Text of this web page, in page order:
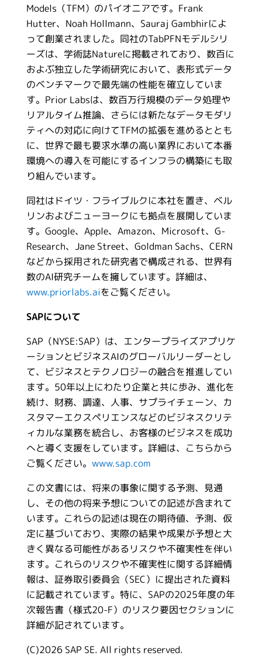
Models（TFM）のパイオニアです。Frank
Hutter、Noah Hollmann、Sauraj Gambhirによ
って創業されました。同社のTabPFNモデルシリ
ーズは、学術誌Natureに掲載されており、数百に
およぶ独立した学術研究において、表形式データ
のベンチマークで最先端の性能を確立していま
す。Prior Labsは、数百万行規模のデータ処理や
リアルタイム推論、さらには新たなデータモダリ
ティへの対応に向けてTFMの拡張を進めるととも
に、世界で最も要求水準の高い業界において本番
環境への導入を可能にするインフラの構築にも取
り組んでいます。
同社はドイツ・フライブルクに本社を置き、ベル
リンおよびニューヨークにも拠点を展開していま
す。Google、Apple、Amazon、Microsoft、G-
Research、Jane Street、Goldman Sachs、CERN
などから採用された研究者で構成される、世界有
数のAI研究チームを擁しています。詳細は、
www.priorlabs.aiをご覧ください。
SAPについて
SAP（NYSE:SAP）は、エンタープライズアプリケ
ーションとビジネスAIのグローバルリーダーとし
て、ビジネスとテクノロジーの融合を推進してい
ます。50年以上にわたり企業と共に歩み、進化を
続け、財務、調達、人事、サプライチェーン、カ
スタマーエクスペリエンスなどのビジネスクリテ
ィカルな業務を統合し、お客様のビジネスを成功
へと導く支援をしています。詳細は、こちらから
ご覧ください。 www.sap.com
この文書には、将来の事象に関する予測、見通
し、その他の将来予想についての記述が含まれて
います。これらの記述は現在の期待値、予測、仮
定に基づいており、実際の結果や成果が予想と大
きく異なる可能性があるリスクや不確実性を伴い
ます。これらのリスクや不確実性に関する詳細情
報は、証券取引委員会（SEC）に提出された資料
に記載されています。特に、SAPの2025年度の年
次報告書（様式20-F）のリスク要因セクションに
詳細が記されています。
(C)2026 SAP SE. All rights reserved.